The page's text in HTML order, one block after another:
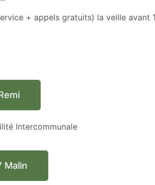
+ appels gratuits) la veille avant
Intercommunale
Malin